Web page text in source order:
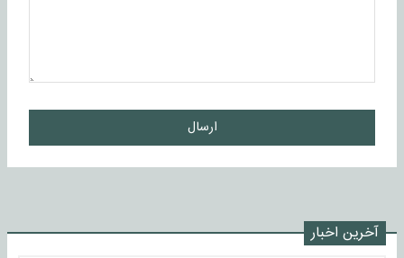
ارسال
آخرین اخبار